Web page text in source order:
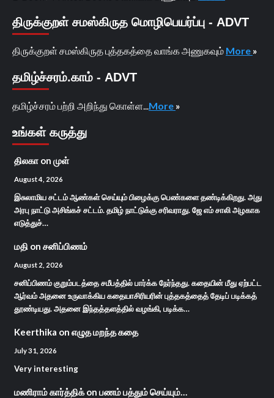
திருக்குறள் சமஸ்கிருத மொழிபெயர்ப்பு - ADVT
திருக்குறள் சமஸ்கிருத புத்தகத்தை வாங்க அணுகவும் More »
தமிழ்ச்சரம்.காம் - ADVT
தமிழ்ச்சரம் பற்றி அறிந்து கொள்ள... More »
உங்கள் கருத்து
திலகா on முள்
August 4, 2026
இசுலாமிய சட்டம் ஆண்கள் செய்யும் பிழைக்கு பெண்களை தண்டிக்கிறது. அது
அரபு நாட்டு அசிங்கச் சட்டம். தமிழ் நாட்டுக்கு சரிவராது. ஜே எம் சாலி அழகாக
எடுத்துச்…
மதி on சனிப்பிணம்
August 2, 2026
சனிப்பிணம் குறும்படத்தை சமீபத்தில் பார்க்க நேர்ந்தது. கதையின் மீது ஏற்பட்ட
ஆர்வம் அதனை உருவாக்கிய கதையாசிரியரின் புத்தகத்தைத் தேடிப் படிக்கத்
தூண்டியது. அதனை இந்தத்தளத்தில் வழங்கி, படிக்க…
Keerthika on எழுத மறந்த கதை
July 31, 2026
Very interesting
மணிராம் கார்த்திக்on பணம் பத்தும் செய்யும்…